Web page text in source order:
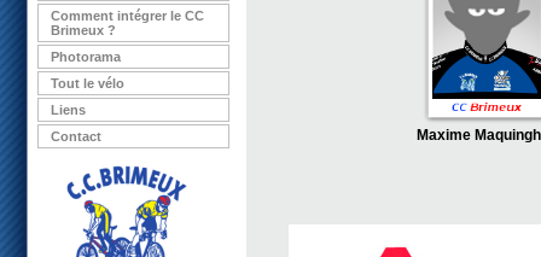
Comment intégrer le CC
Brimeux ?
Photorama
Tout le vélo
Liens
Contact
Maxime